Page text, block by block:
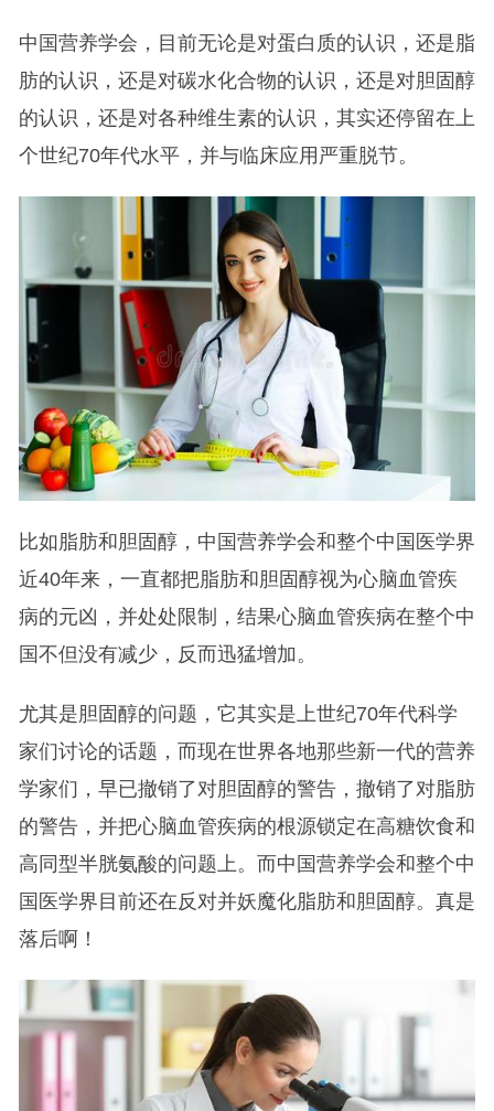
中国营养学会，目前无论是对蛋白质的认识，还是脂
肪的认识，还是对碳水化合物的认识，还是对胆固醇
的认识，还是对各种维生素的认识，其实还停留在上
个世纪70年代水平，并与临床应用严重脱节。
比如脂肪和胆固醇，中国营养学会和整个中国医学界
近40年来，一直都把脂肪和胆固醇视为心脑血管疾
病的元凶，并处处限制，结果心脑血管疾病在整个中
国不但没有减少，反而迅猛增加。
尤其是胆固醇的问题，它其实是上世纪70年代科学
家们讨论的话题，而现在世界各地那些新一代的营养
学家们，早已撤销了对胆固醇的警告，撤销了对脂肪
的警告，并把心脑血管疾病的根源锁定在高糖饮食和
高同型半胱氨酸的问题上。而中国营养学会和整个中
国医学界目前还在反对并妖魔化脂肪和胆固醇。真是
落后啊！